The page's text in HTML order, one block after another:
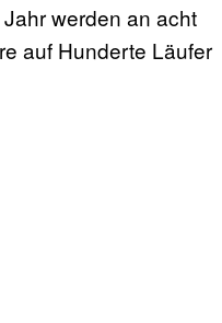
werden an acht
auf Hunderte Läufer